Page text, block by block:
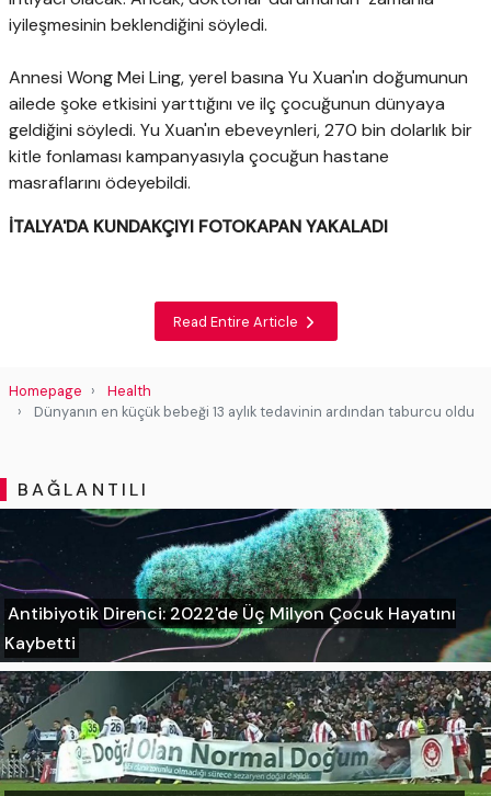
iyileşmesinin beklendiğini söyledi.
Annesi Wong Mei Ling, yerel basına Yu Xuan'ın doğumunun
ailede şoke etkisini yarttığını ve ilç çocuğunun dünyaya
geldiğini söyledi. Yu Xuan'ın ebeveynleri, 270 bin dolarlık bir
kitle fonlaması kampanyasıyla çocuğun hastane
masraflarını ödeyebildi.
İTALYA'DA KUNDAKÇIYI FOTOKAPAN YAKALADI
Read Entire Article
Homepage
Health
Dünyanın en küçük bebeği 13 aylık tedavinin ardından taburcu oldu
BAĞLANTILI
Antibiyotik Direnci: 2022'de Üç Milyon Çocuk Hayatını
Kaybetti